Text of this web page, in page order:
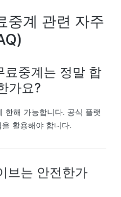
중계 관련 자주
료중계는 정말 합
가요?
한해 가능합니다. 공식 플랫
활용해야 합니다.
브는 안전한가